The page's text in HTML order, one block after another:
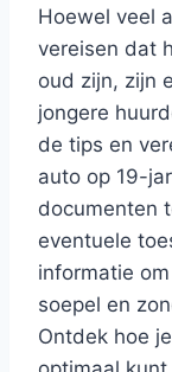
Hoewel veel
vereisen dat
oud zijn, zijn
jongere
de tips en
auto op 19-
documenten
eventuele
informatie
soepel en
Ontdek hoe